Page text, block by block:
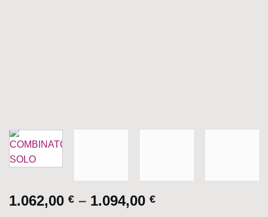
1.062,00 € – 1.094,00 €Price